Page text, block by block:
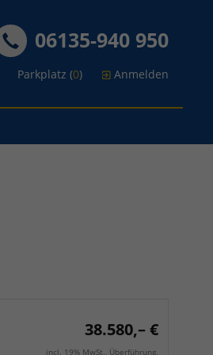
06135-940 950
Parkplatz (0) Anmelden
38.580,– €
incl. 19% MwSt., Überführung.